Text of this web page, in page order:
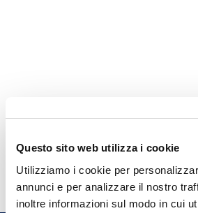
Questo sito web utilizza i cookie
Utilizziamo i cookie per
annunci e per analizzare il nostro
inoltre informazioni sul modo in cui
Hai bisogno di
informazioni?
Trova l'Agenzia più vicina a